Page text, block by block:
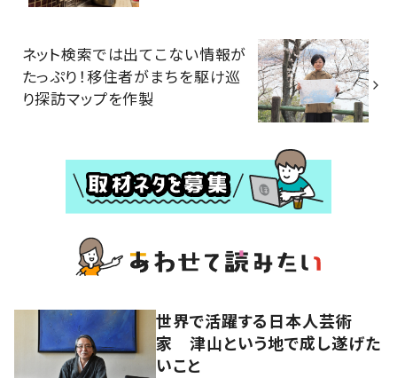
ネット検索では出てこない情報が
たっぷり！移住者がまちを駆け巡
り探訪マップを作製
世界で活躍する日本人芸術
家 津山という地で成し遂げた
いこと